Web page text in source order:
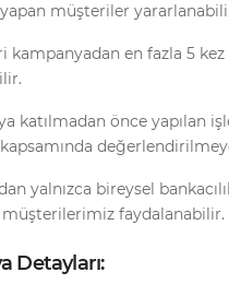
yapan müşteriler
kampanyadan en fazla 5 kez
katılmadan önce yapılan
yalnızca bireysel
faydalanabilir.
Detayları: